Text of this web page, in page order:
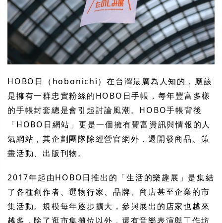
HOBO日（hobonichi）在台灣最廣為人知的，應該
是擁有一群忠實粉絲的HOBO日手帳，每年豐富多樣
的手帳封套總是會引起討論風潮。HOBO手帳背後
「HOBO日網站」更是一個擁有豐富資訊與情報的人
氣網站，其企劃團隊除經營官網外，還開發商品、策
畫活動、出版刊物。
2017年起由HOBO日推出的「生活的樂趣展」是集結
了各種創作者、選物行家、品牌、商店甚至企業的市
集活動。規模每年逐步擴大，參與展出的店家也越來
越多，除了逛市集攤位以外，還有音樂表演與工作坊